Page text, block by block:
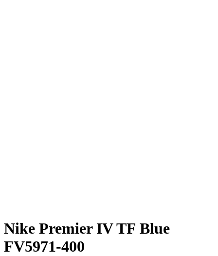
Nike Premier IV TF Blue
FV5971-400